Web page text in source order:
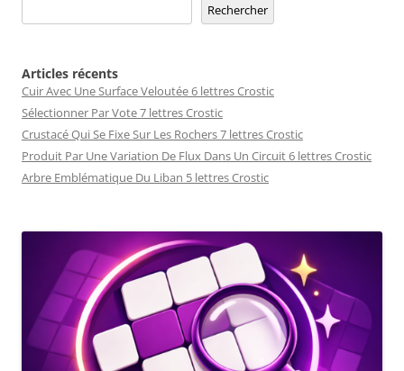
Rechercher
Articles récents
Cuir Avec Une Surface Veloutée 6 lettres Crostic
Sélectionner Par Vote 7 lettres Crostic
Crustacé Qui Se Fixe Sur Les Rochers 7 lettres Crostic
Produit Par Une Variation De Flux Dans Un Circuit 6 lettres Crostic
Arbre Emblématique Du Liban 5 lettres Crostic